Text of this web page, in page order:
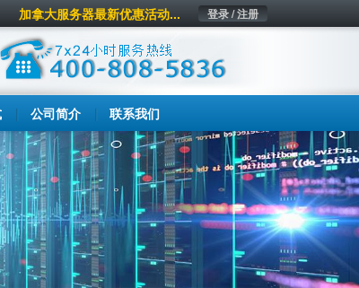
登录 / 注册
加拿大服务器最新优惠活动...
公司简介 联系我们